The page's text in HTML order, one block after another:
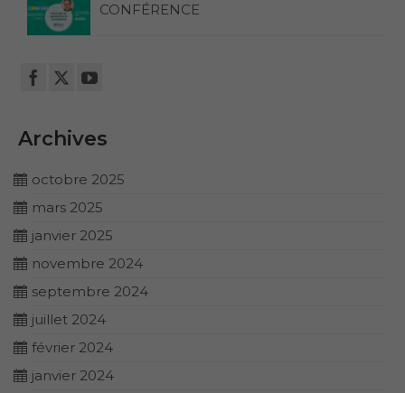
CONFÉRENCE
Archives
octobre 2025
mars 2025
janvier 2025
novembre 2024
septembre 2024
juillet 2024
février 2024
janvier 2024